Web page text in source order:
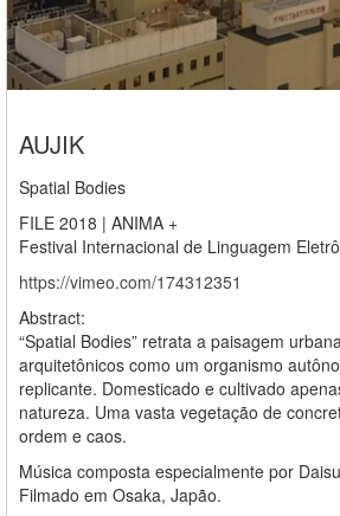
AUJIK
Spatial Bodies
FILE 2018 | ANIMA +
Festival Internacional de Linguagem
https://vimeo.com/174312351
Abstract:
“Spatial Bodies” retrata a paisagem
arquitetônicos como um organismo
replicante. Domesticado e cultivado
natureza. Uma vasta vegetação de
ordem e caos.
Música composta especialmente por
Filmado em Osaka, Japão.